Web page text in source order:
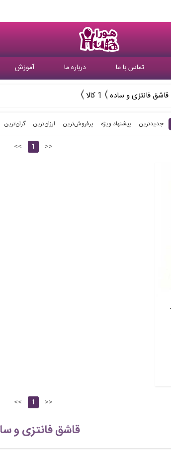
تماس با ما درباره ما آموزش
قاشق فانتزی و ساده 1 کالا
جدیدترین پیشنهاد ویژه پرفروش‌ترین‌ ارزان‌ترین گران‌ترین
<< 1 >>
<< 1 >>
قاشق فانتزی و